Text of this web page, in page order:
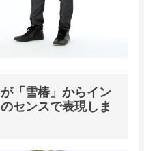
「雪椿」からイン
センスで表現しま